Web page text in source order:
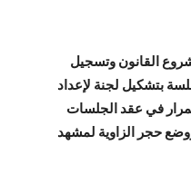
القانون وتسجيل
بتشكيل لجنة لإعداد
في عقد الجلسات
حجر الزاوية لمشهد